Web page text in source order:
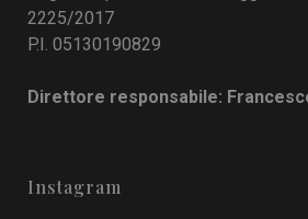
2225/2017
P.I. 05130190829
Direttore responsabile:
Instagram